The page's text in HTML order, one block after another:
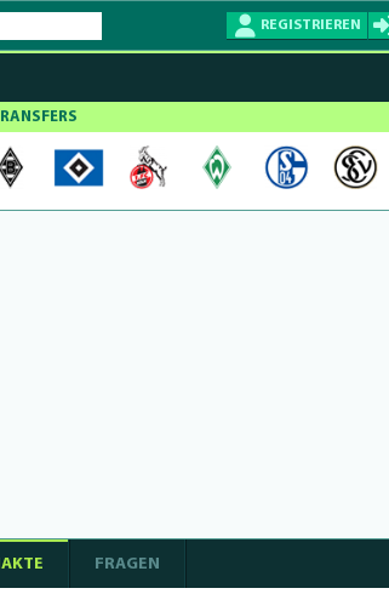
REGISTRIEREN
FRAGEN